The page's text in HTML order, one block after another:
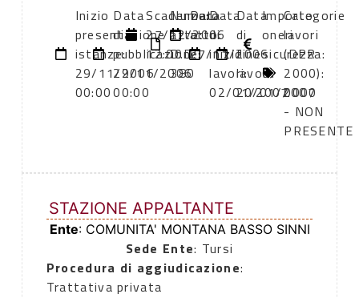
Inizio
presentazione
istanze:
29/11/2006
00:00
Data
di
pubblicazione:
29/11/2006
00:00
Scadenza:
27/12/2006
12:00
Numero
atto:
D.D.
380
Data
atto:
27/11/2006
Data
di
inizio
lavori:
02/01/2007
Data
di
fine
lavori:
20/01/2007
Importo
oneri
sicurezza:
0
Categorie
lavori
(DPR
2000):
0000
- NON
PRESENTE
STAZIONE APPALTANTE
Ente: COMUNITA' MONTANA BASSO SINNI
Sede Ente: Tursi
Procedura di aggiudicazione:
Trattativa privata